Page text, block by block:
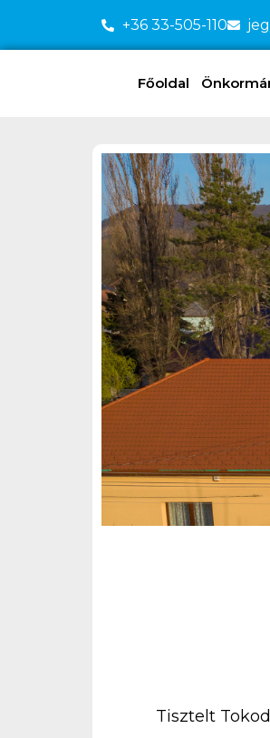
+36 33-505-110
Főoldal
Tisztelt